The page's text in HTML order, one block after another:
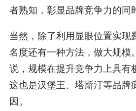
者熟知，彰显品牌竞争力的同
当然，除了利用显眼位置实现
名度还有一种方法，做大规模
说，规模在提升竞争力上具有
这也是汉堡王、塔斯汀等品牌
因。